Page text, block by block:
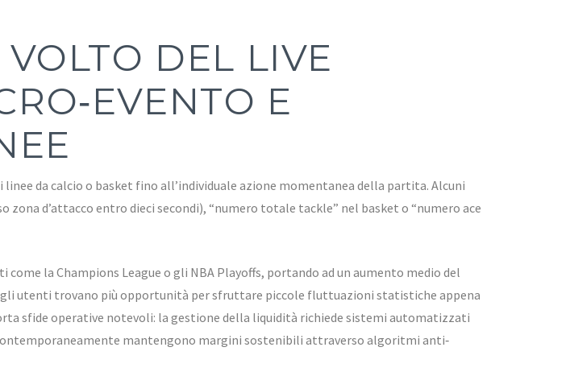
DEL LIVE
E
da calcio o basket fino all’individuale azione momentanea della partita. Alcuni
d’attacco entro dieci secondi), “numero totale tackle” nel basket o “numero ace
la Champions League o gli NBA Playoffs, portando ad un aumento medio del
utenti trovano più opportunità per sfruttare piccole fluttuazioni statistiche appena
sfide operative notevoli: la gestione della liquidità richiede sistemi automatizzati
mantengono margini sostenibili attraverso algoritmi anti‐